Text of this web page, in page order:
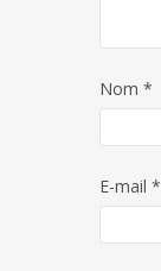
Nom *
E-mail *